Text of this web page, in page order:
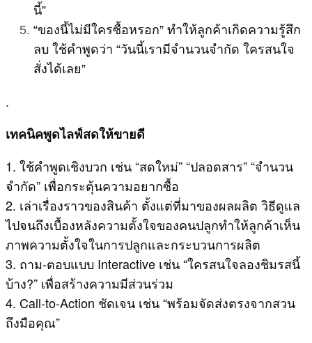
นี้”
“ของนี้ไม่มีใครซื้อหรอก” ทำให้ลูกค้าเกิดความรู้สึก
ลบ ใช้คำพูดว่า “วันนี้เรามีจำนวนจำกัด ใครสนใจ
สั่งได้เลย”
.
เทคนิคพูดไลฟ์สดให้ขายดี
1. ใช้คำพูดเชิงบวก เช่น “สดใหม่” “ปลอดสาร” “จำนวน
จำกัด” เพื่อกระตุ้นความอยากซื้อ
2. เล่าเรื่องราวของสินค้า ตั้งแต่ที่มาของผลผลิต วิธีดูแล
ไปจนถึงเบื้องหลังความตั้งใจของคนปลูกทำให้ลูกค้าเห็น
ภาพความตั้งใจในการปลูกและกระบวนการผลิต
3. ถาม-ตอบแบบ Interactive เช่น “ใครสนใจลองชิมรสนี้
บ้าง?” เพื่อสร้างความมีส่วนร่วม
4. Call-to-Action ชัดเจน เช่น “พร้อมจัดส่งตรงจากสวน
ถึงมือคุณ”